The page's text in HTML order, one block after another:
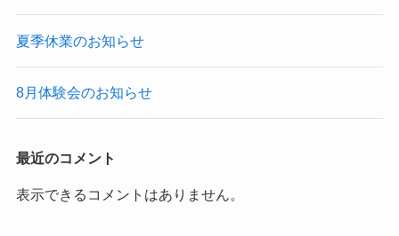
夏季休業のお知らせ
8月体験会のお知らせ
最近のコメント
表示できるコメントはありません。